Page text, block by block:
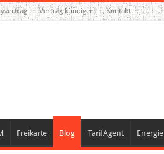
Vertrag kündigen Kontakt
Freikarte Blog TarifAgent Energie